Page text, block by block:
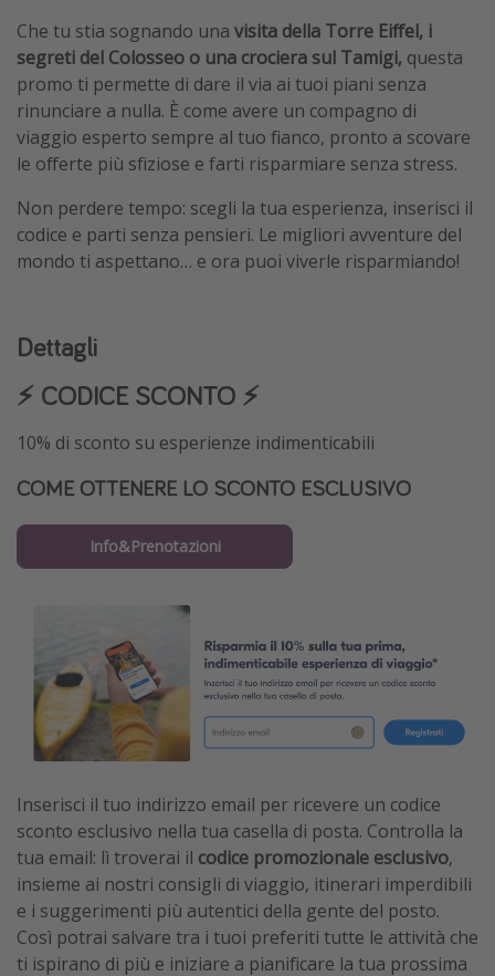
Che tu stia sognando una visita della Torre Eiffel, i
segreti del Colosseo o una crociera sul Tamigi, questa
promo ti permette di dare il via ai tuoi piani senza
rinunciare a nulla. È come avere un compagno di
viaggio esperto sempre al tuo fianco, pronto a scovare
le offerte più sfiziose e farti risparmiare senza stress.
Non perdere tempo: scegli la tua esperienza, inserisci il
codice e parti senza pensieri. Le migliori avventure del
mondo ti aspettano… e ora puoi viverle risparmiando!
Dettagli
⚡️ CODICE SCONTO ⚡️
10% di sconto su esperienze indimenticabili
COME OTTENERE LO SCONTO ESCLUSIVO
Info&Prenotazioni
Inserisci il tuo indirizzo email per ricevere un codice
sconto esclusivo nella tua casella di posta. Controlla la
tua email: lì troverai il codice promozionale esclusivo,
insieme ai nostri consigli di viaggio, itinerari imperdibili
e i suggerimenti più autentici della gente del posto.
Così potrai salvare tra i tuoi preferiti tutte le attività che
ti ispirano di più e iniziare a pianificare la tua prossima